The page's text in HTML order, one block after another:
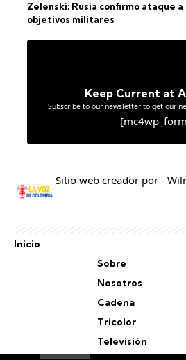
Zelenski; Rusia confirmó ataque a
objetivos militares
Keep Current at
Subscribe to our newsletter to get our
Sitio web creador por -
Inicio
Sobre
Nosotros
Cadena
Tricolor
Televisión